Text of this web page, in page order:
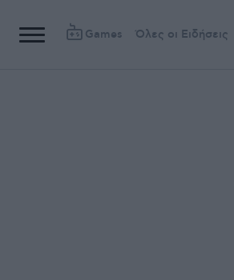
Games Όλες οι Ειδήσεις